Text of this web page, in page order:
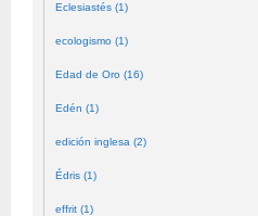
Eclesiastés (1)
ecologismo (1)
Edad de Oro (16)
Edén (1)
edición inglesa (2)
Édris (1)
effrit (1)